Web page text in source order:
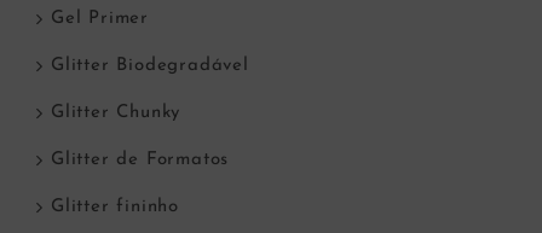
Gel Primer
Glitter Biodegradável
Glitter Chunky
Glitter de Formatos
Glitter fininho